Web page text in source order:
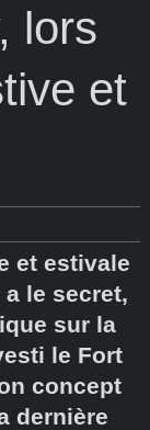
lors
et
et estivale
le secret,
sur la
le Fort
concept
dernière